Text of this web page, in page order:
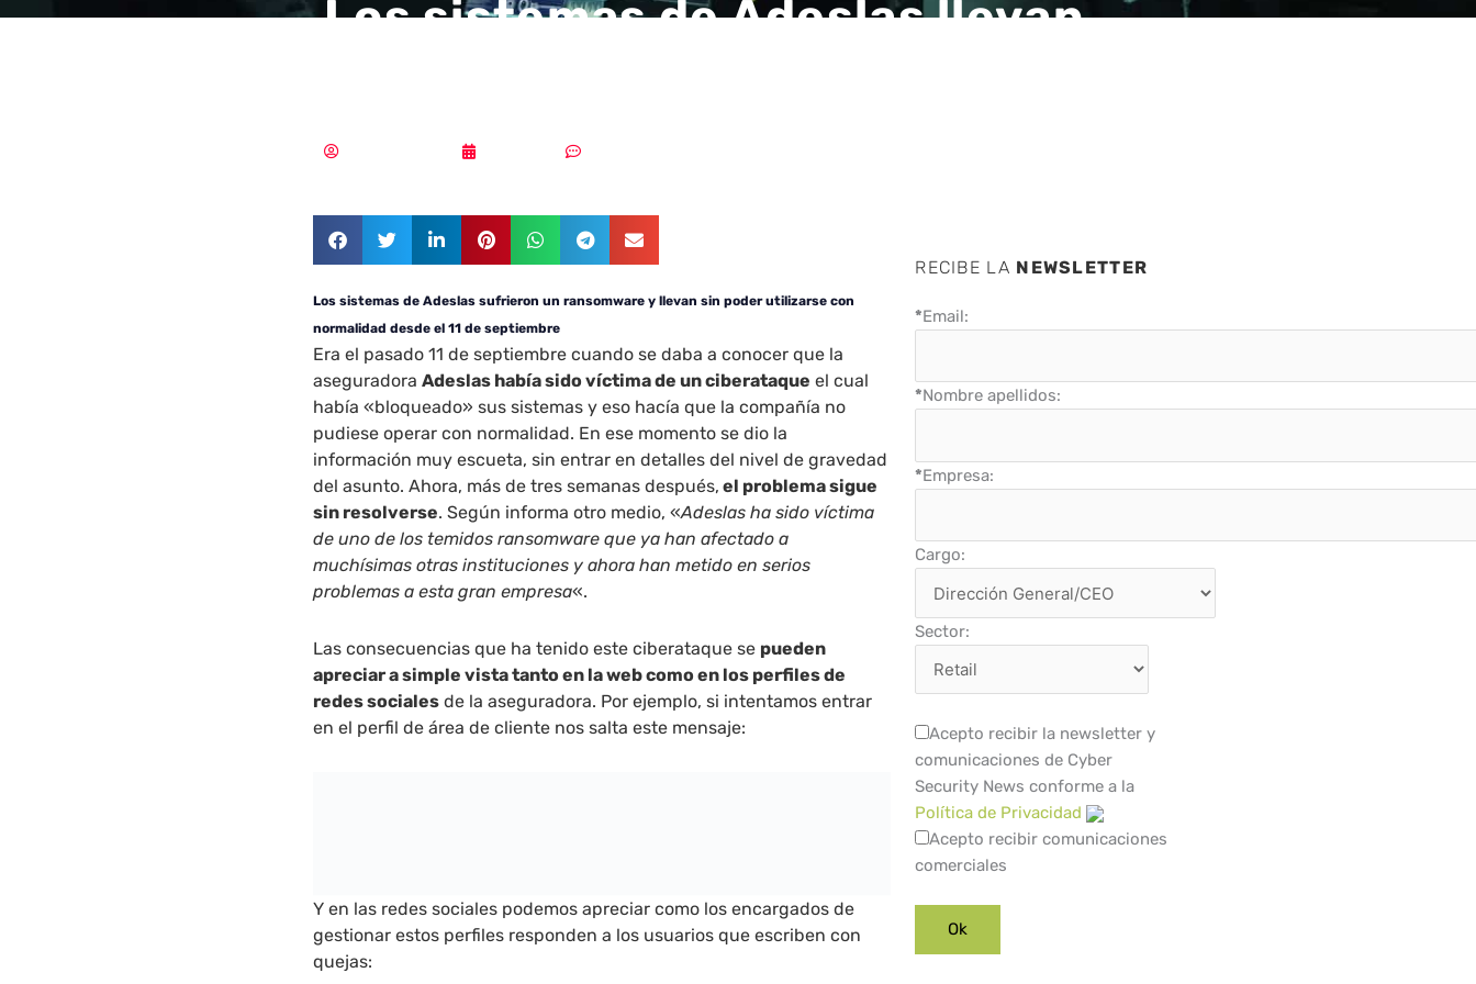
Los sistemas de Adeslas llevan
Los sistemas de Adeslas sufrieron un ransomware y llevan sin poder utilizarse con
normalidad desde el 11 de septiembre
Era el pasado 11 de septiembre cuando se daba a conocer que la
aseguradoraAdeslas había sido víctima de un ciberataque el cual
había «bloqueado» sus sistemas y eso hacía que la compañía no
pudiese operar con normalidad. En ese momento se dio la
información muy escueta, sin entrar en detalles del nivel de gravedad
del asunto. Ahora, más de tres semanas después, el problema sigue
sin resolverse. Según informa otro medio, «Adeslas ha sido víctima
de uno de los temidos ransomware que ya han afectado a
muchísimas otras instituciones y ahora han metido en serios
problemas a esta gran empresa«.
Las consecuencias que ha tenido este ciberataque se pueden
apreciar a simple vista tanto en la web como en los perfiles de
redes sociales de la aseguradora. Por ejemplo, si intentamos entrar
en el perfil de área de cliente nos salta este mensaje:
Y en las redes sociales podemos apreciar como los encargados de
gestionar estos perfiles responden a los usuarios que escriben con
quejas:
RECIBE LA NEWSLETTER
*Email:
*Nombre apellidos:
*Empresa:
Cargo:
Sector:
Acepto recibir la newsletter y
comunicaciones de Cyber
Security News conforme a la
Política de Privacidad
Acepto recibir comunicaciones
comerciales